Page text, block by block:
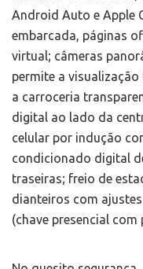
Android Auto e Apple
embarcada, páginas
virtual; câmeras
permite a
a carroceria
digital ao lado da
celular por indução
condicionado digital
traseiras; freio de
dianteiros com ajustes
(chave presencial